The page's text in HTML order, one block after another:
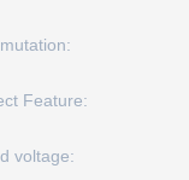
Feature:
voltage: